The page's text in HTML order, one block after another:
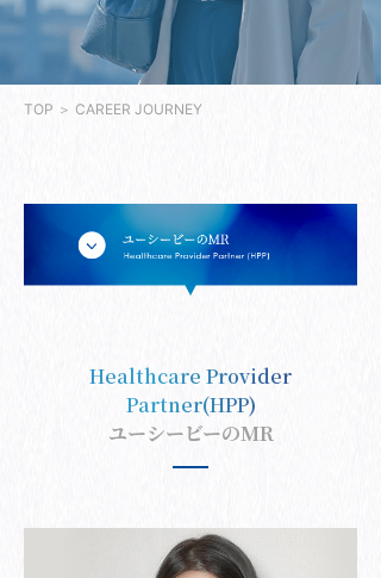
TOP ＞ CAREER JOURNEY
Healthcare Provider
Partner(HPP)
ユーシービーのMR